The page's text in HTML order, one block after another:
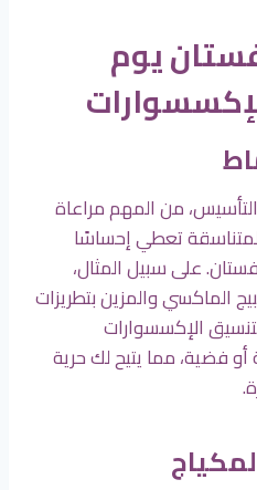
يوم
من المهم مراعاة
المتناسقة تعطي إحساسًا
على سبيل المثال،
الماكسي والمزين بتطريزات
الإكسسوارات
فضية، مما يتيح لك حرية